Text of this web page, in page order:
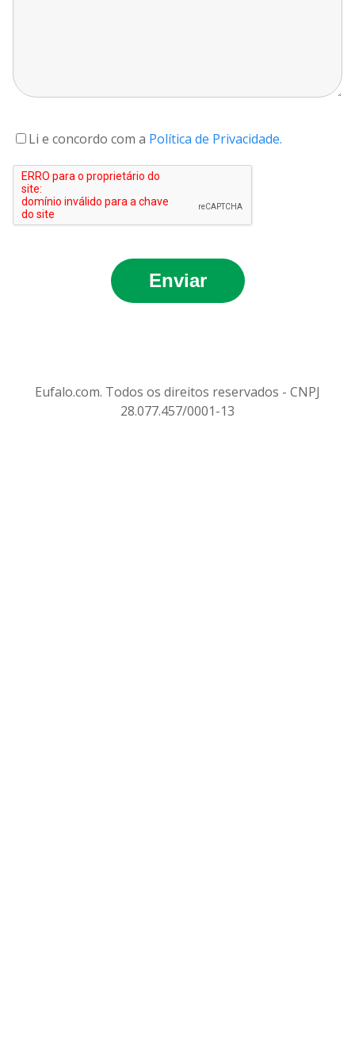
Li e concordo com a Política de Privacidade.
Enviar
Eufalo.com. Todos os direitos reservados - CNPJ
28.077.457/0001-13